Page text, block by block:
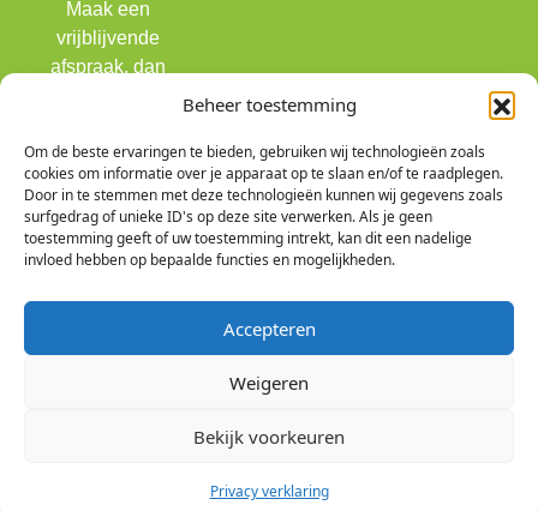
Beheer toestemming
Om de beste ervaringen te bieden, gebruiken wij technologieën zoals
cookies om informatie over je apparaat op te slaan en/of te raadplegen.
Door in te stemmen met deze technologieën kunnen wij gegevens zoals
surfgedrag of unieke ID's op deze site verwerken. Als je geen
toestemming geeft of uw toestemming intrekt, kan dit een nadelige
invloed hebben op bepaalde functies en mogelijkheden.
Accepteren
Weigeren
Bekijk voorkeuren
Privacy verklaring
Maak een
vrijblijvende
afspraak, dan
Teamrol-Indexator helpt teams en professionals
om efficiënter resultaten te behalen door
duurzame samenwerking te creëren. Hierbij ligt de
Team Role Indexator B.V.